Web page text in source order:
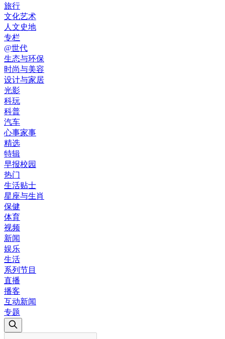
旅行
文化艺术
人文史地
专栏
@世代
生态与环保
时尚与美容
设计与家居
光影
科玩
科普
汽车
心事家事
精选
特辑
早报校园
热门
生活贴士
星座与生肖
保健
体育
视频
新闻
娱乐
生活
系列节目
直播
播客
互动新闻
专题